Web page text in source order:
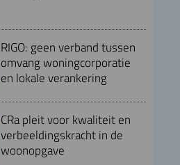
RIGO: geen verband tussen
omvang woningcorporatie
en lokale verankering
CRa pleit voor kwaliteit en
verbeeldingskracht in de
woonopgave